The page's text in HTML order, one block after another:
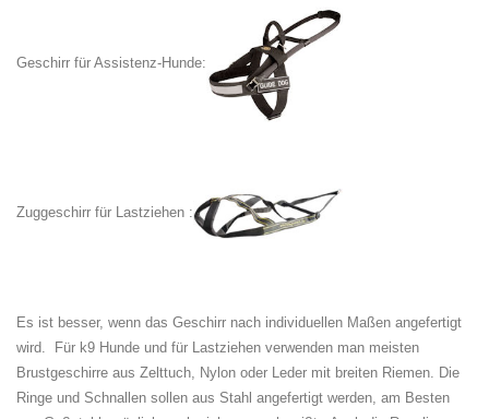
Geschirr für Assistenz-Hunde:
Zuggeschirr für Lastziehen :
Es ist besser, wenn das Geschirr nach individuellen Maßen angefertigt
wird. Für k9 Hunde und für Lastziehen verwenden man meisten
Brustgeschirre aus Zelttuch, Nylon oder Leder mit breiten Riemen. Die
Ringe und Schnallen sollen aus Stahl angefertigt werden, am Besten